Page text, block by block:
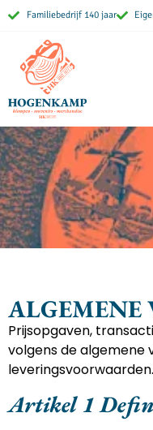
Familiebedrijf 140 jaar
ALGEMENE
Prijsopgaven,
volgens de algemene
leveringsvoorwaarden.
Artikel 1